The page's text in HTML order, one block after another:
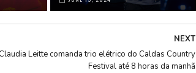
NEXT
Claudia Leitte comanda trio elétrico do Caldas Country
Festival até 8 horas da manhã